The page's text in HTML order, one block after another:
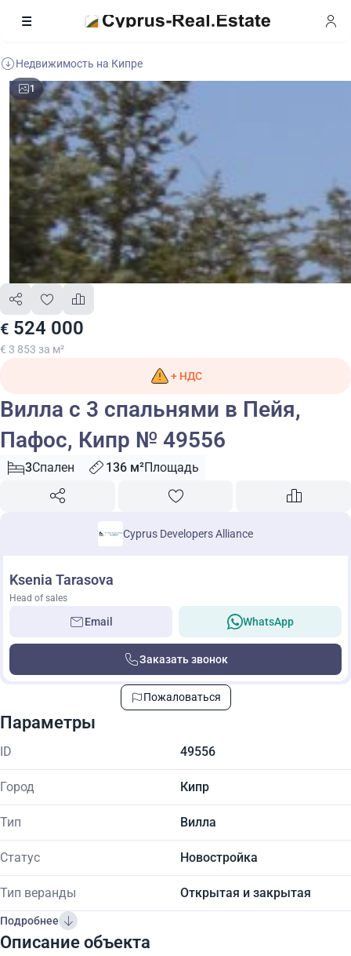
Недвижимость на Кипре
1
€ 524 000
€ 3 853 за м²
+ НДС
Вилла с 3 спальнями в Пейя,
Пафос, Кипр № 49556
3Спален 136 м²Площадь
Cyprus Developers Alliance
Ksenia Tarasova
Head of sales
Email WhatsApp
Заказать звонок
Пожаловаться
Параметры
ID 49556
Город Кипр
Тип Вилла
Статус Новостройка
Тип веранды Открытая и закрытая
Подробнее
Описание объекта